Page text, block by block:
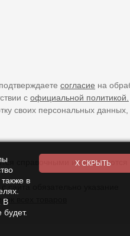
согласие на
с официальной политикой.
своих персональных
справочными и не являются
всех товаров
в
В